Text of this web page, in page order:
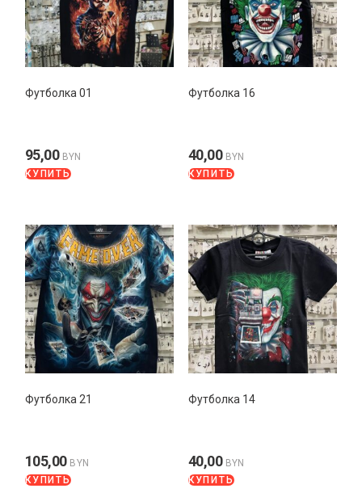
Футболка 01
95,00 BYN
КУПИТЬ
Футболка 16
40,00 BYN
КУПИТЬ
Футболка 21
105,00 BYN
КУПИТЬ
Футболка 14
40,00 BYN
КУПИТЬ